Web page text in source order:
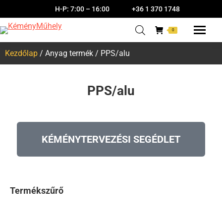
H-P: 7:00 – 16:00 +36 1 370 1748
0
Kezdőlap / Anyag termék / PPS/alu
PPS/alu
KÉMÉNYTERVEZÉSI SEGÉDLET
Termékszűrő